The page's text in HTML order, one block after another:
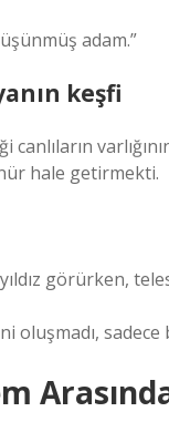
adam.”
keşfi
hale getirmekti.
görürken,
oluşmadı,